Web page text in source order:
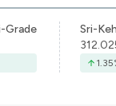
Grade
Sri-
1.35